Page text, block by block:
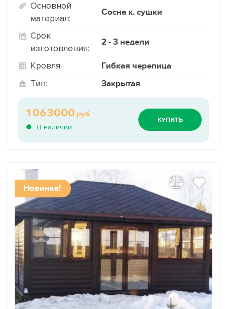
Основной
материал:
Сосна к. сушки
Срок
изготовления:
2 - 3 недели
Кровля: Гибкая черепица
Тип: Закрытая
В наличии
1063000 руб
КУПИТЬ
Новинка!